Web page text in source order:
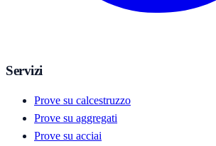
Servizi
Prove su calcestruzzo
Prove su aggregati
Prove su acciai